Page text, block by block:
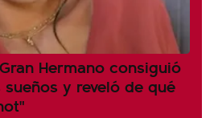
Hermano consiguió
y reveló de qué